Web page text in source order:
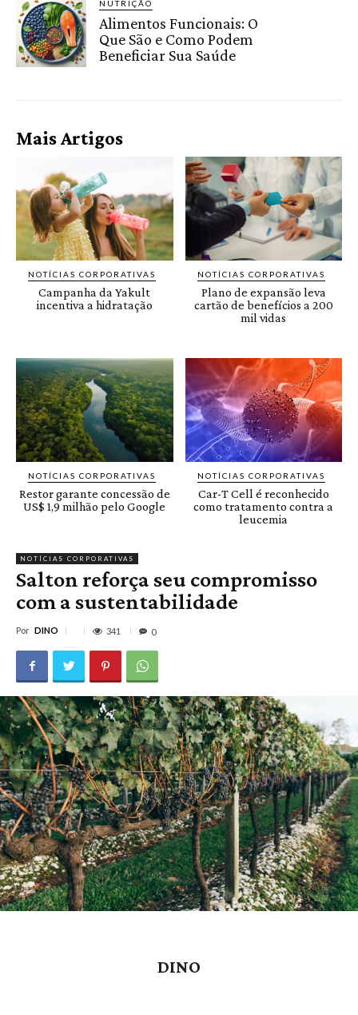
NUTRIÇÃO
Alimentos Funcionais: O
Que São e Como Podem
Beneficiar Sua Saúde
Mais Artigos
NOTÍCIAS CORPORATIVAS
Campanha da Yakult
incentiva a hidratação
NOTÍCIAS CORPORATIVAS
Plano de expansão leva
cartão de benefícios a 200
mil vidas
NOTÍCIAS CORPORATIVAS
Restor garante concessão de
US$ 1,9 milhão pelo Google
NOTÍCIAS CORPORATIVAS
Car-T Cell é reconhecido
como tratamento contra a
leucemia